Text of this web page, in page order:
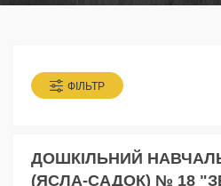
ФІЛЬТР
ДОШКІЛЬНИЙ
(ЯСЛА-САДОК) № 18